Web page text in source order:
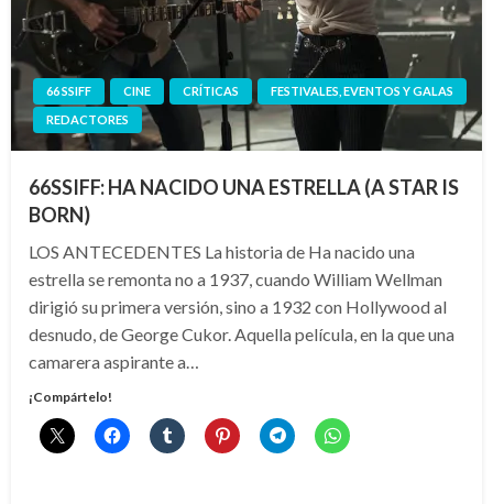
66 SSIFF CINE CRÍTICAS
FESTIVALES, EVENTOS Y GALAS
REDACTORES
66SSIFF: HA NACIDO UNA ESTRELLA (A STAR IS
BORN)
LOS ANTECEDENTES La historia de Ha nacido una
estrella se remonta no a 1937, cuando William Wellman
dirigió su primera versión, sino a 1932 con Hollywood al
desnudo, de George Cukor. Aquella película, en la que una
camarera aspirante a…
¡Compártelo!